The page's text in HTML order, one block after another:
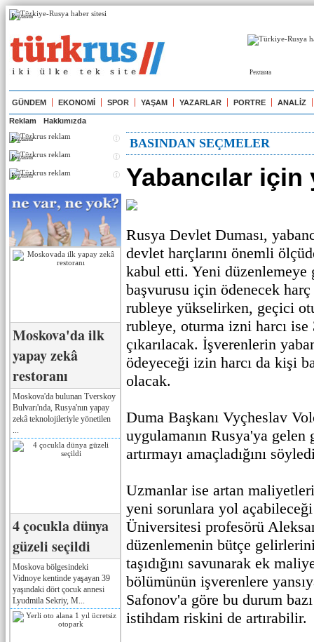
Реклама
Реклама
GÜNDEM EKONOMİ SPOR YAŞAM YAZARLAR PORTRE ANALİZ
Reklam Hakkımızda
Реклама
Реклама
Реклама
Moskova'da ilk
yapay zekâ
restoranı
Moskova'da bulunan Tverskoy
Bulvarı'nda, Rusya'nın yapay
zekâ teknolojileriyle yönetilen
4 çocukla dünya
güzeli seçildi
Moskova bölgesindeki
Vidnoye kentinde yaşayan 39
yaşındaki dört çocuk annesi
Lyudmila Sekriy, M...
BASINDAN SEÇMELER
Yabancılar
Rusya Devlet Duması,
devlet harçlarını önemli
kabul etti. Yeni düzenlemeye
başvurusu için ödenecek
rubleye yükselirken, geçici
rubleye, oturma izni harcı
çıkarılacak. İşverenlerin
ödeyeceği izin harcı da kişi
olacak.
Duma Başkanı Vyçheslav
uygulamanın Rusya'ya
artırmayı amaçladığını
Uzmanlar ise artan
yeni sorunlara yol
Üniversitesi profesörü
düzenlemenin bütçe gelirlerini
taşıdığını savunarak ek
bölümünün işverenlere
Safonov'a göre bu durum
istihdam riskini de artırabilir.